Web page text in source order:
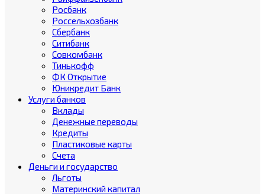
Росбанк
Россельхозбанк
Сбербанк
Ситибанк
Совкомбанк
Тинькофф
ФК Открытие
Юникредит Банк
Услуги банков
Вклады
Денежные переводы
Кредиты
Пластиковые карты
Счета
Деньги и государство
Льготы
Материнский капитал